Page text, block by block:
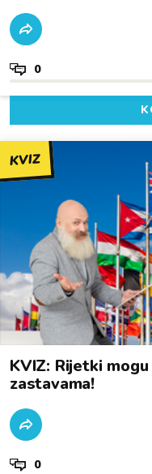
0
KVIZ
KVIZ: Rijetki
zastavama!
0